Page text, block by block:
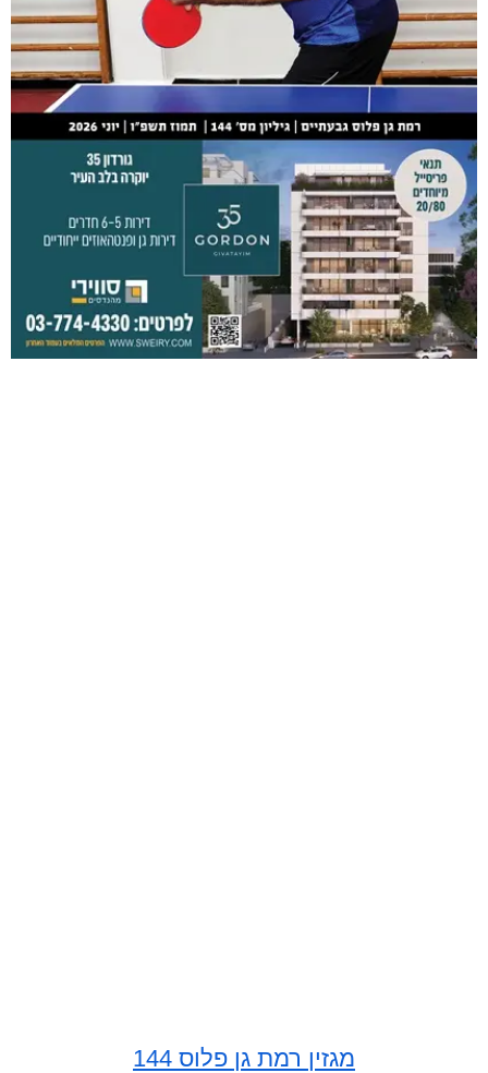
מגזין רמת גן פלוס 144